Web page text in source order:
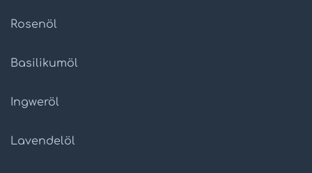
Rosenöl
Basilikumöl
Ingweröl
Lavendelöl